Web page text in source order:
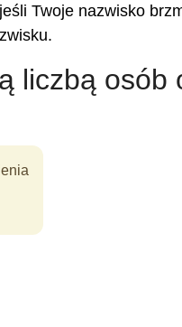
Twoje nazwisko
liczbą osób